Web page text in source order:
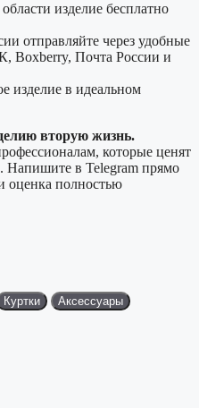
изделие бесплатно
отправляйте через удобные
Boxberry, Почта России и
изделие в идеальном
вторую жизнь.
которые ценят
Напишите в Telegram прямо
оценка полностью
Куртки Аксессуары